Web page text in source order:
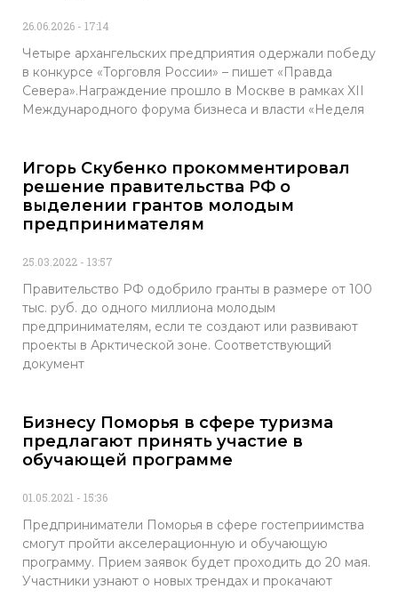
26.06.2026 17:14
Четыре архангельских предприятия одержали победу
в конкурсе «Торговля России» – пишет «Правда
Севера».Награждение прошло в Москве в рамках XII
Международного форума бизнеса и власти «Неделя
Игорь Скубенко прокомментировал
решение правительства РФ о
выделении грантов молодым
предпринимателям
25.03.2022 13:57
Правительство РФ одобрило гранты в размере от 100
тыс. руб. до одного миллиона молодым
предпринимателям, если те создают или развивают
проекты в Арктической зоне. Соответствующий
документ
Бизнесу Поморья в сфере туризма
предлагают принять участие в
обучающей программе
01.05.2021 15:36
Предприниматели Поморья в сфере гостеприимства
смогут пройти акселерационную и обучающую
программу. Прием заявок будет проходить до 20 мая.
Участники узнают о новых трендах и прокачают